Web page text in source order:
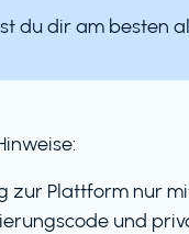
du dir am besten
zur Plattform nur
und